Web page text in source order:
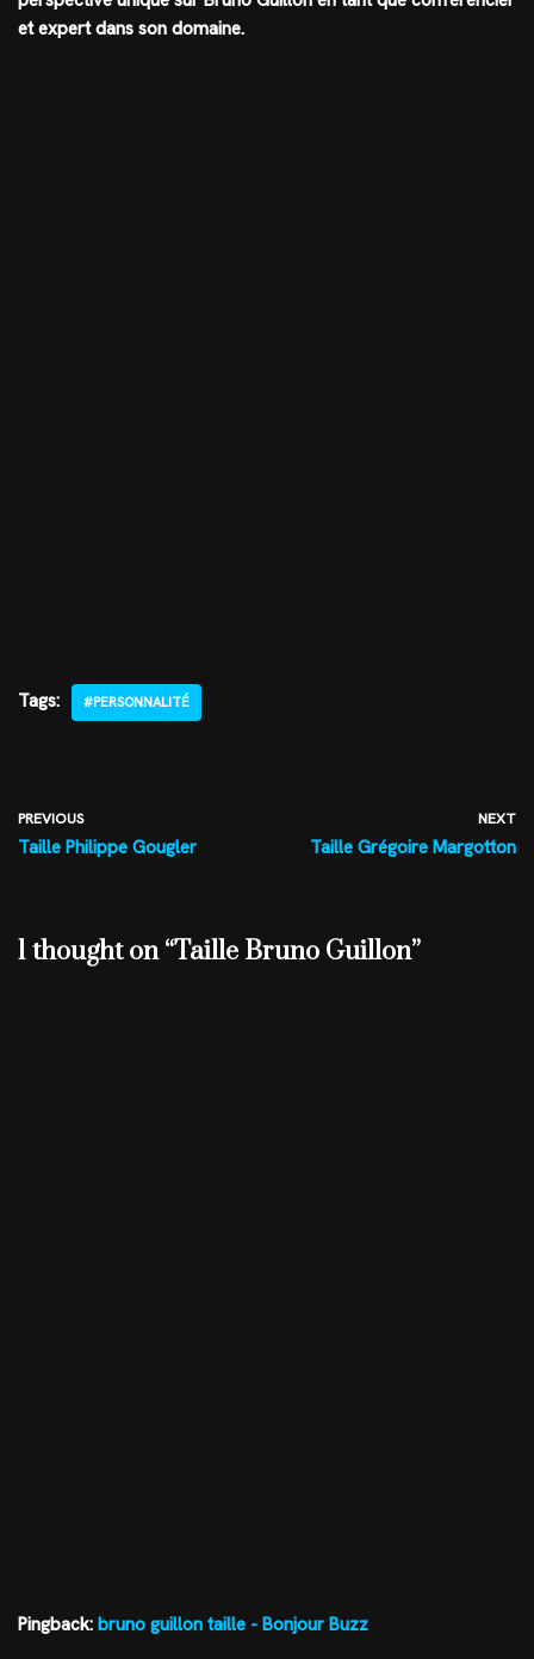
et expert dans son domaine.
Tags: #PERSONNALITÉ
PREVIOUS
Taille Philippe Gougler
NEXT
Taille Grégoire Margotton
1 thought on “Taille Bruno Guillon”
Pingback: bruno guillon taille - Bonjour Buzz